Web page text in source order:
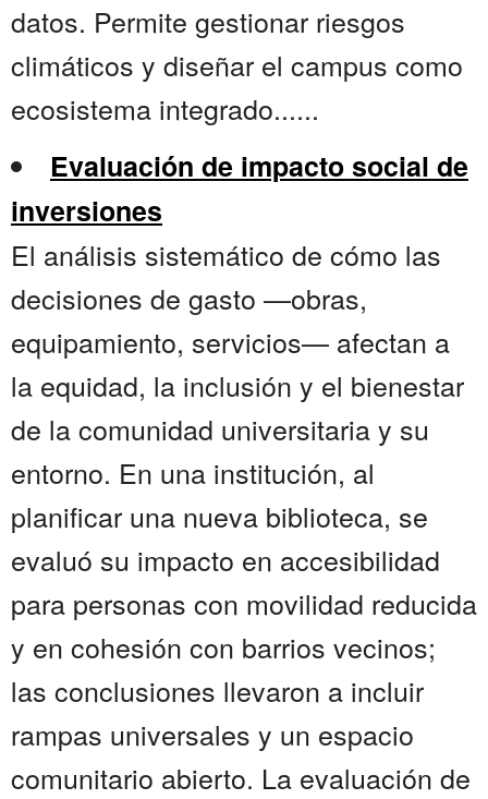
datos. Permite gestionar riesgos
climáticos y diseñar el campus como
ecosistema integrado......
Evaluación de impacto social de
inversiones
El análisis sistemático de cómo las
decisiones de gasto —obras,
equipamiento, servicios— afectan a
la equidad, la inclusión y el bienestar
de la comunidad universitaria y su
entorno. En una institución, al
planificar una nueva biblioteca, se
evaluó su impacto en accesibilidad
para personas con movilidad reducida
y en cohesión con barrios vecinos;
las conclusiones llevaron a incluir
rampas universales y un espacio
comunitario abierto. La evaluación de